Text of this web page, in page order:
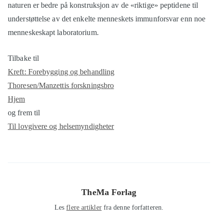
naturen er bedre på konstruksjon av de «riktige» peptidene til
understøttelse av det enkelte menneskets immunforsvar enn noe
menneskeskapt laboratorium.
Tilbake til
Kreft: Forebygging og behandling
Thoresen/Manzettis forskningsbro
Hjem
og frem til
Til lovgivere og helsemyndigheter
TheMa Forlag
Lesflere artiklerfra denne forfatteren.